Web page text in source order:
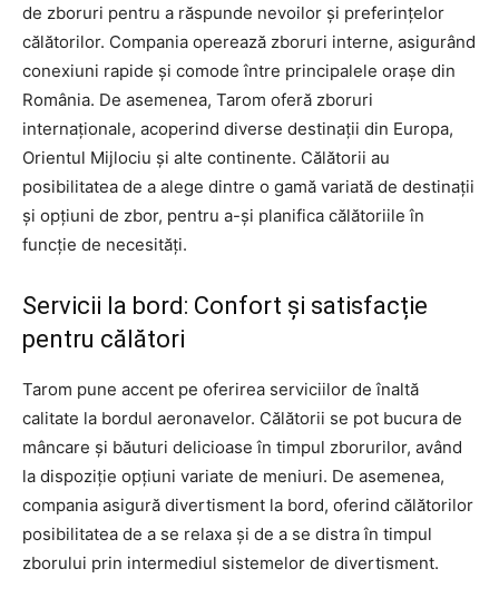
de zboruri pentru a răspunde nevoilor și preferințelor
călătorilor. Compania operează zboruri interne, asigurând
conexiuni rapide și comode între principalele orașe din
România. De asemenea, Tarom oferă zboruri
internaționale, acoperind diverse destinații din Europa,
Orientul Mijlociu și alte continente. Călătorii au
posibilitatea de a alege dintre o gamă variată de destinații
și opțiuni de zbor, pentru a-și planifica călătoriile în
funcție de necesități.
Servicii la bord: Confort și satisfacție
pentru călători
Tarom pune accent pe oferirea serviciilor de înaltă
calitate la bordul aeronavelor. Călătorii se pot bucura de
mâncare și băuturi delicioase în timpul zborurilor, având
la dispoziție opțiuni variate de meniuri. De asemenea,
compania asigură divertisment la bord, oferind călătorilor
posibilitatea de a se relaxa și de a se distra în timpul
zborului prin intermediul sistemelor de divertisment.